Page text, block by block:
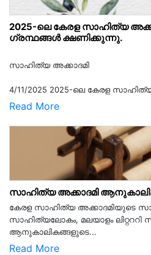
2025-ലെ കേരള സാഹിത്യ
ഗ്രന്ഥങ്ങൾ ക്ഷണിക്കുന്നു.
സാഹിത്യ അക്കാദമി
4/11/2025 2025-ലെ കേരള
Read More
സാഹിത്യ അക്കാദമി
കേരള സാഹിത്യ അക്കാദമിയുടെ
സാഹിത്യലോകം, മലയാളം ലിറ്റററി
ആനുകാലികങ്ങളുടെ...
Read More